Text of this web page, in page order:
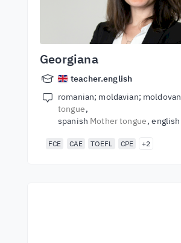
Georgiana
teacher.english
romanian; moldavian; moldovan
tongue
spanish Mother tongue english
FCE CAE TOEFL CPE +2